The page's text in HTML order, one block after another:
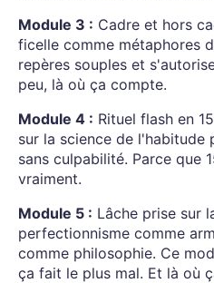
Module 3 : Cadre et hors
ficelle comme métaphores
repères souples et
peu, là où ça compte.
Module 4 : Rituel flash en
sur la science de l'habitude
sans culpabilité. Parce que
vraiment.
Module 5 : Lâche prise sur
perfectionnisme comme
comme philosophie. Ce
ça fait le plus mal. Et là où